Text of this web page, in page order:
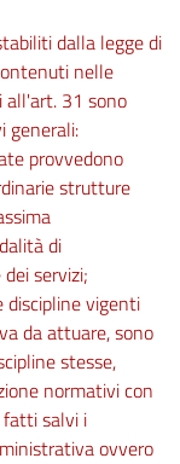
dalla legge di
nelle
all'art. 31 sono
generali:
provvedono
strutture
di
servizi;
discipline vigenti
da attuare, sono
stesse,
normativi con
fatti salvi i
ovvero